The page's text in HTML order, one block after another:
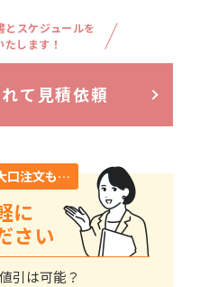
とスケジュールを
します！
て見積依頼
口注文も…
に
さい
引は可能？